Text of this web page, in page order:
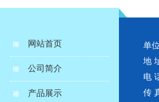
网站首页
公司简介
产品展示
单
地
电
传